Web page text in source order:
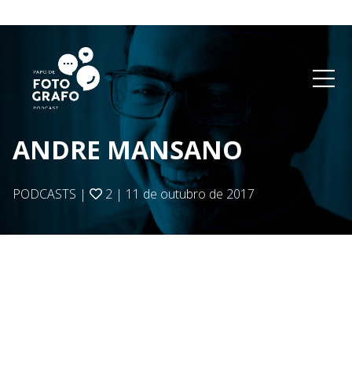
ANDRE MANSANO
PODCASTS | 2 | 11 de outubro de 2017